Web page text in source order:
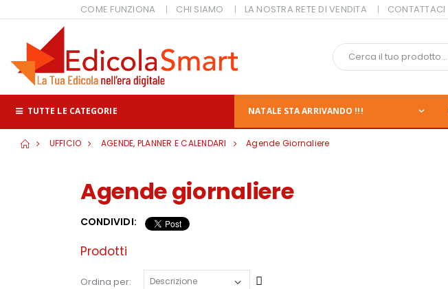
COME FUNZIONA CHI SIAMO LA NOSTRA RETE DI VENDITA CONTATTACI
TUTTE LE CATEGORIE NATALE STA ARRIVANDO !!!
UFFICIO AGENDE, PLANNER E CALENDARI Agende Giornaliere
Agende giornaliere
CONDIVIDI:
Prodotti
Ordina per: